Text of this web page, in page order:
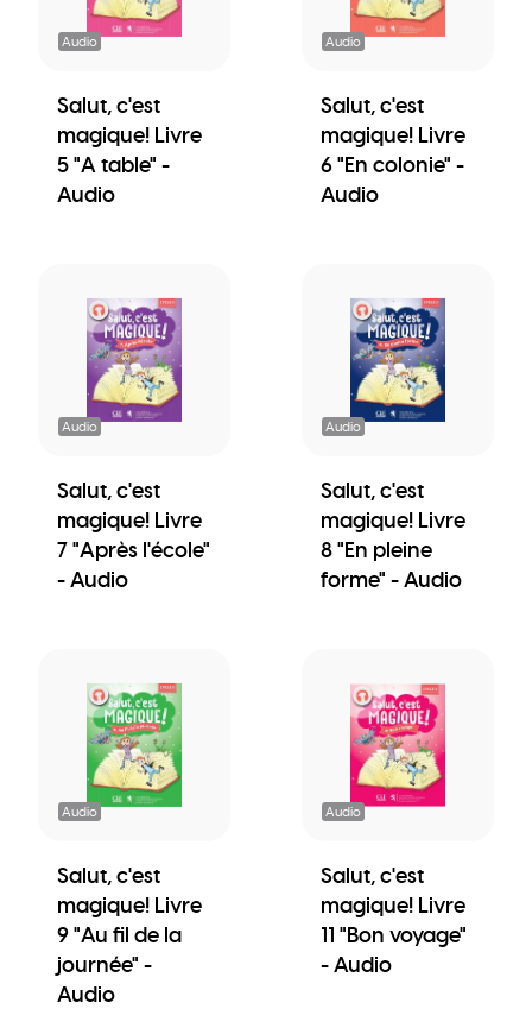
Audio
Salut, c'est
magique! Livre
5 "A table" -
Audio
Audio
Salut, c'est
magique! Livre
6 "En colonie" -
Audio
Audio
Salut, c'est
magique! Livre
7 "Après l'école"
- Audio
Audio
Salut, c'est
magique! Livre
8 "En pleine
forme" - Audio
Audio
Salut, c'est
magique! Livre
9 "Au fil de la
journée" -
Audio
Audio
Salut, c'est
magique! Livre
11 "Bon voyage"
- Audio